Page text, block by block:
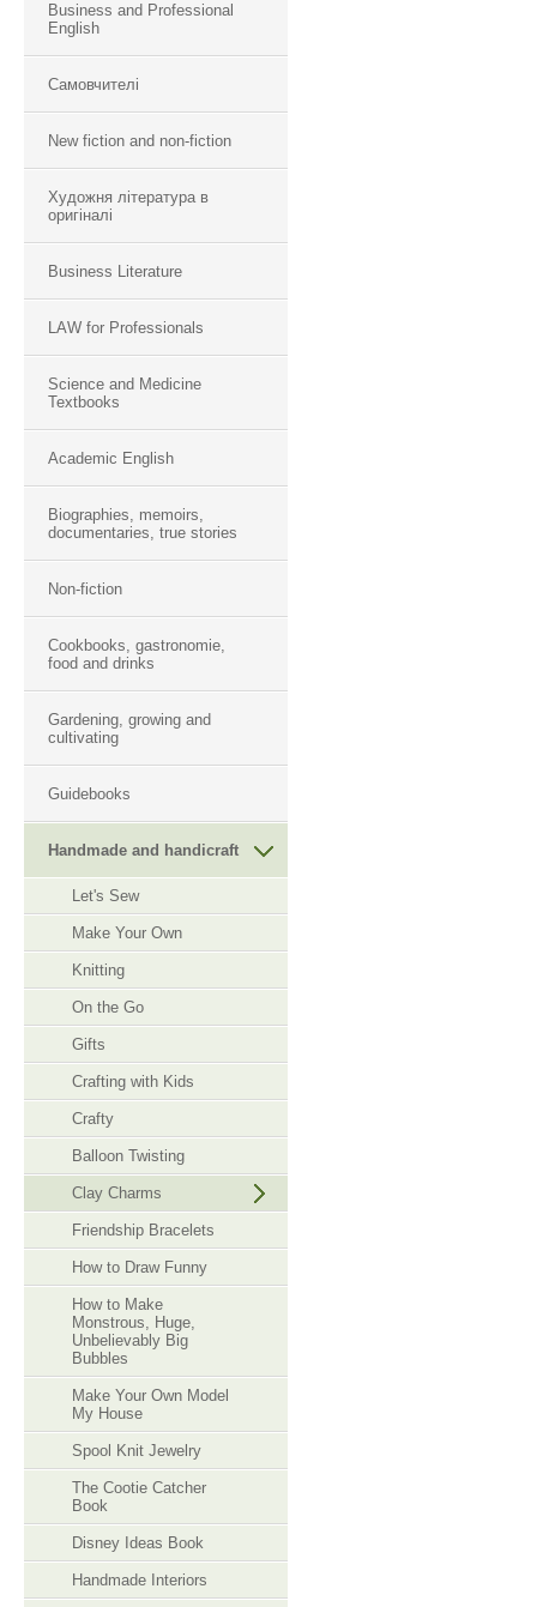
Business and Professional
English
Самовчителі
New fiction and non-fiction
Художня література в
оригіналі
Business Literature
LAW for Professionals
Science and Medicine
Textbooks
Academic English
Biographies, memoirs,
documentaries, true stories
Non-fiction
Cookbooks, gastronomie,
food and drinks
Gardening, growing and
cultivating
Guidebooks
Handmade and handicraft
Let's Sew
Make Your Own
Knitting
On the Go
Gifts
Crafting with Kids
Crafty
Balloon Twisting
Clay Charms
Friendship Bracelets
How to Draw Funny
How to Make
Monstrous, Huge,
Unbelievably Big
Bubbles
Make Your Own Model
My House
Spool Knit Jewelry
The Cootie Catcher
Book
Disney Ideas Book
Handmade Interiors